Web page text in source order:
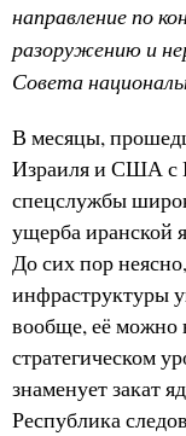
направление по
разоружению и
Совета
В месяцы,
Израиля и США с
спецслужбы
ущерба иранской
До сих пор
инфраструктуры
вообще, её можно
стратегическом
знаменует закат
Республика